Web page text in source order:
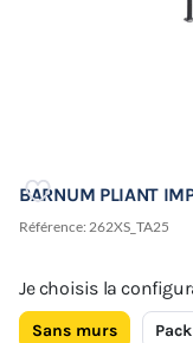
BARNUM PLIANT
Référence: 262XS_TA25
Je choisis la
Sans murs